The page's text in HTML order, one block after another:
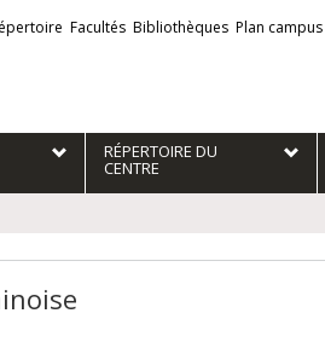
externes
Facultés Bibliothèques Plan campus
RÉPERTOIRE DU
CENTRE